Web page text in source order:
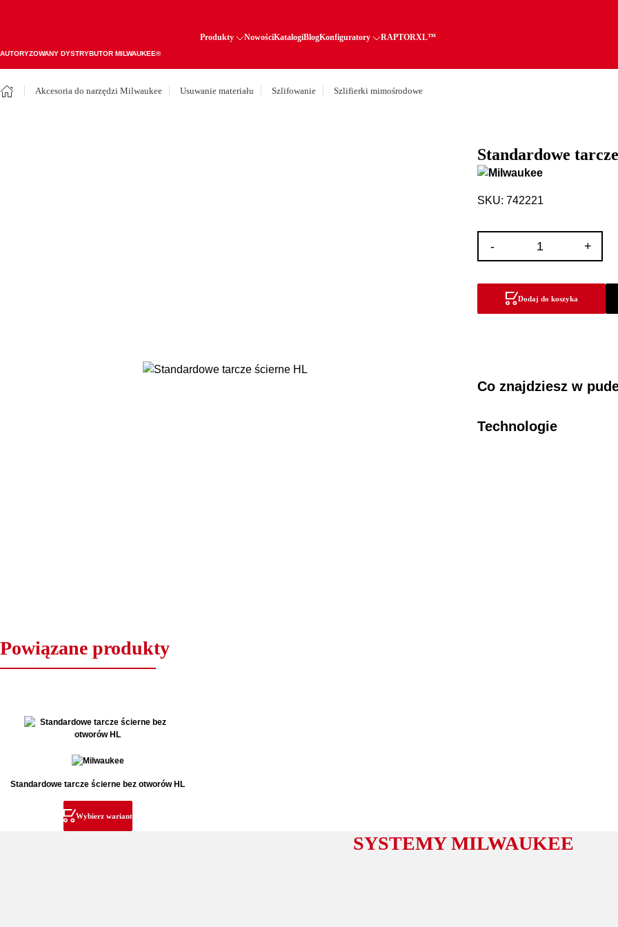
AUTORYZOWANY DYSTRYBUTOR MILWAUKEE®
Produkty NowościKatalogiBlogKonfiguratory RAPTORXL™
Akcesoria do narzędzi Milwaukee Usuwanie materiału Szlifowanie Szlifierki mimośrodowe
Standardowe
SKU: 742221
-
ścierne
+
Dodaj do koszyka
Co znajdziesz w
Technologie
Powiązane produkty
Standardowe tarcze ścierne bez otworów HL
Wybierz wariant
SYSTEMY MILWAUKEE